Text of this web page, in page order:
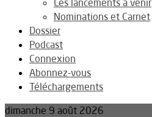
Les lancements à venir
Nominations et Carnet
Dossier
Podcast
Connexion
Abonnez-vous
Téléchargements
dimanche 9 août 2026